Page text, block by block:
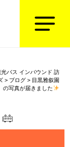
バス インバウンド 訪
> ブログ> 目黒雅叙園
の写真が届きました